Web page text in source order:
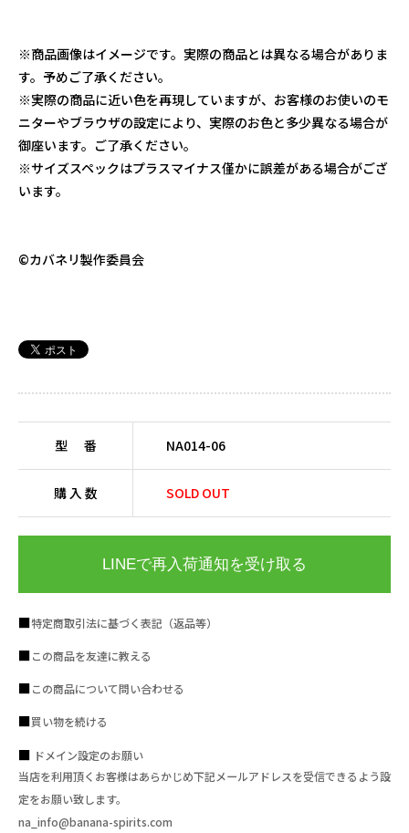
※商品画像はイメージです。実際の商品とは異なる場合がありま
す。予めご了承ください。
※実際の商品に近い色を再現していますが、お客様のお使いのモ
ニターやブラウザの設定により、実際のお色と多少異なる場合が
御座います。ご了承ください。
※サイズスペックはプラスマイナス僅かに誤差がある場合がござ
います。
©カバネリ製作委員会
型 番 NA014-06
購 入 数 SOLD OUT
LINEで再入荷通知を受け取る
特定商取引法に基づく表記（返品等）
この商品を友達に教える
この商品について問い合わせる
買い物を続ける
ドメイン設定のお願い
当店を利用頂くお客様はあらかじめ下記メールアドレスを受信できるよう設
定をお願い致します。
na_info@banana-spirits.com